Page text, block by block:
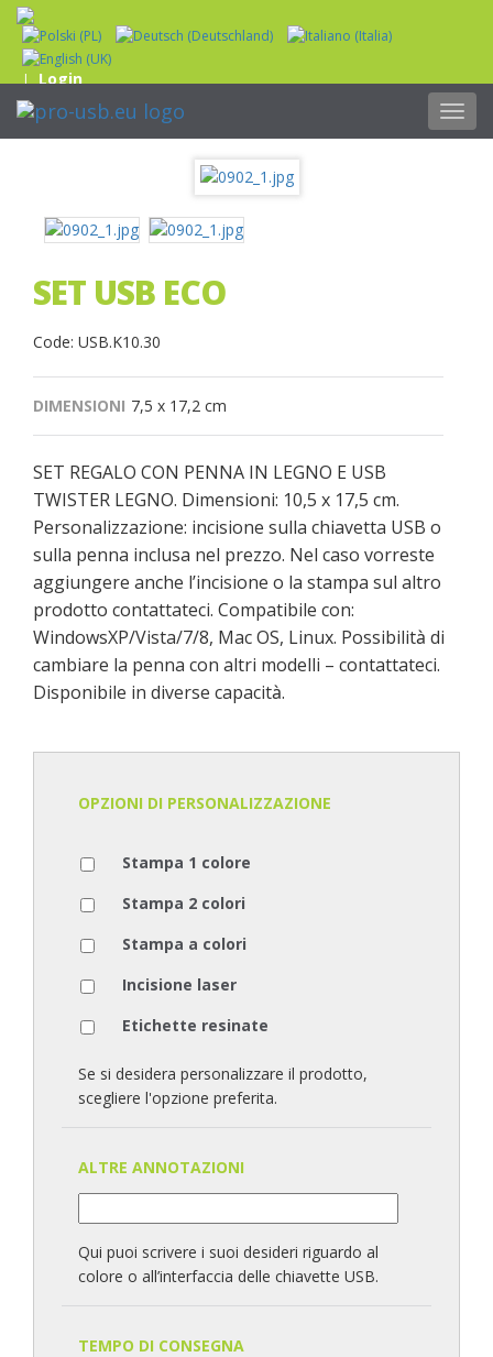
| Login
SET USB ECO
Code: USB.K10.30
DIMENSIONI 7,5 x 17,2 cm
SET REGALO CON PENNA IN LEGNO E USB
TWISTER LEGNO. Dimensioni: 10,5 x 17,5 cm.
Personalizzazione: incisione sulla chiavetta USB o
sulla penna inclusa nel prezzo. Nel caso vorreste
aggiungere anche l’incisione o la stampa sul altro
prodotto contattateci. Compatibile con:
WindowsXP/Vista/7/8, Mac OS, Linux. Possibilità di
cambiare la penna con altri modelli – contattateci.
Disponibile in diverse capacità.
OPZIONI DI PERSONALIZZAZIONE
Stampa 1 colore
Stampa 2 colori
Stampa a colori
Incisione laser
Etichette resinate
Se si desidera personalizzare il prodotto,
scegliere l'opzione preferita.
ALTRE ANNOTAZIONI
Qui puoi scrivere i suoi desideri riguardo al
colore o all’interfaccia delle chiavette USB.
TEMPO DI CONSEGNA